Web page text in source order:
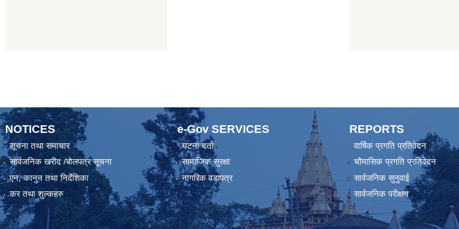
NOTICES
सूचना तथा समाचार
सार्वजनिक खरीद /बोलपत्र सूचना
एन, कानुन तथा निर्देशिका
कर तथा शुल्कहरु
e-Gov SERVICES
घटना दर्ता
सामाजिक सुरक्षा
नागरिक वडापत्र
REPORTS
वार्षिक प्रगति प्रतिवेदन
चौमासिक प्रगति प्रतिवेदन
सार्वजनिक सुनुवाई
सार्वजनिक परीक्षण